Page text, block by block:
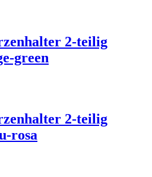
2-teilig
green
2-teilig
rosa